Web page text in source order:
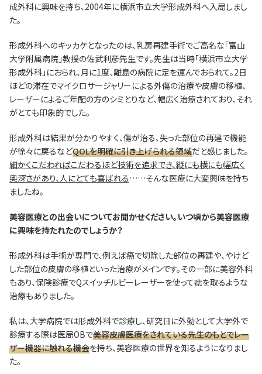
成外科に興味を持ち、2004年に横浜市立大学形成外科へ入局しまし
た。
形成外科へのキッカケとなったのは、乳房再建手術でご高名な「富山
大学附属病院」教授の佐武利彦先生です。先生は当時「横浜市立大学
形成外科」におられ、月に1度、離島の病院に足を運んでおられて。2日
ほどの滞在でマイクロサージャリーによる外傷の治療や皮膚の移植、
レーザーによるご年配の方のシミとりなど、幅広く治療されており、それ
がとても印象的でした。
形成外科は結果が分かりやすく、傷が治る、失った部位の再建で機能
が徐々に戻るなどQOLを明確に引き上げられる領域だと感じました。
細かくこだわればこだわるほど技術を追求でき、縦にも横にも幅広く
奥深さがあり、人にとても喜ばれる ……そんな医療に大変興味を持ち
ましたね。
―――美容医療との出会いについてお聞かせください。いつ頃から美容医療
に興味を持たれたのでしょうか？
形成外科は手術が専門で、例えば癌で切除した部位の再建や、やけど
した部位の皮膚の移植といった治療がメインです。その一部に美容外科
もあり、保険診療でQスイッチルビーレーザーを使って痣を取るような
治療もありました。
私は、大学病院では形成外科で診療し、研究日に外勤として大学外で
診療する際は医局OBで美容皮膚医療をされている先生のもとでレー
ザー機器に触れる機会を持ち、美容医療の世界を知るようになりまし
た。